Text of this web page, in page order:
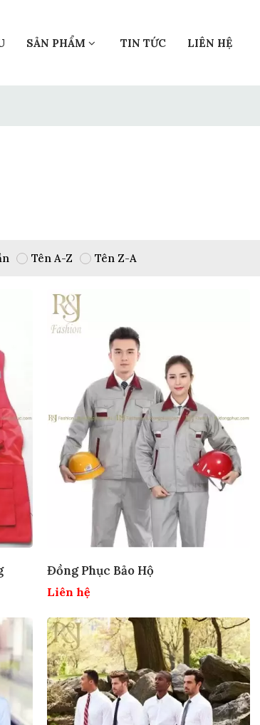
SẢN PHẨM TIN TỨC LIÊN HỆ
Tên A-Z Tên Z-A
Đồng Phục Bảo Hộ
Liên hệ